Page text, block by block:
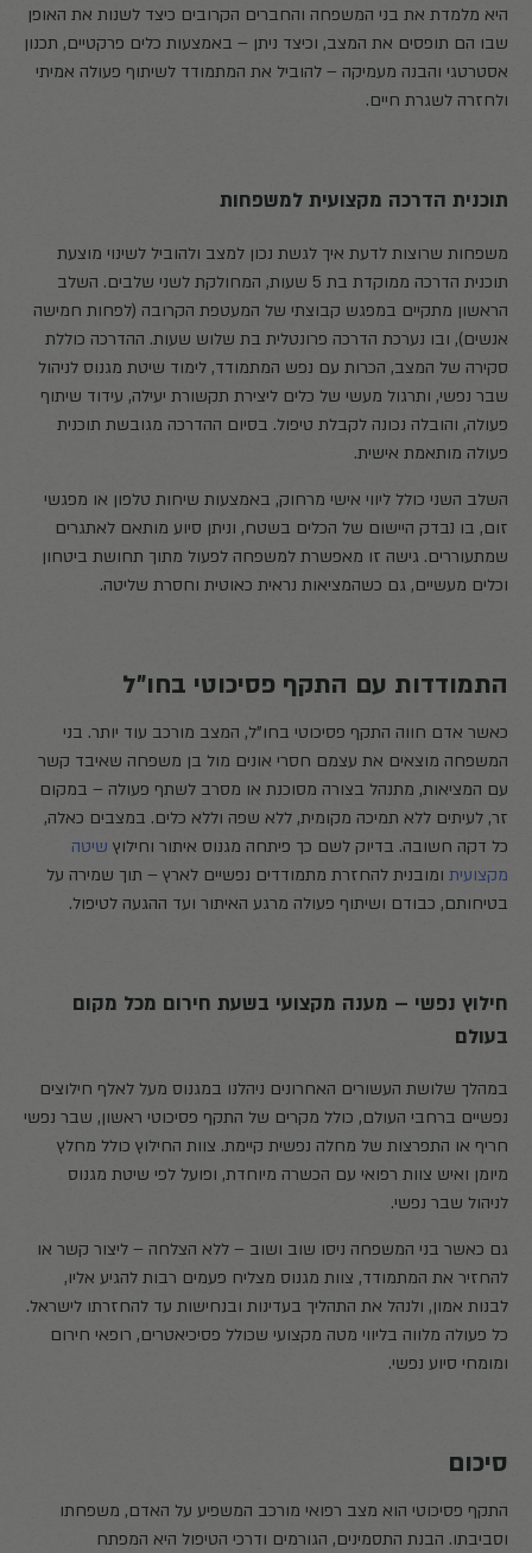
היא מלמדת את בני המשפחה והחברים הקרובים כיצד לשנות את האופן
שבו הם תופסים את המצב, וכיצד ניתן – באמצעות כלים פרקטיים, תכנון
אסטרטגי והבנה מעמיקה – להוביל את המתמודד לשיתוף פעולה אמיתי
ולחזרה לשגרת חיים.
תוכנית הדרכה מקצועית למשפחות
משפחות שרוצות לדעת איך לגשת נכון למצב ולהוביל לשינוי מוצעת
תוכנית הדרכה ממוקדת בת 5 שעות, המחולקת לשני שלבים. השלב
הראשון מתקיים במפגש קבוצתי של המעטפת הקרובה (לפחות חמישה
אנשים), ובו נערכת הדרכה פרונטלית בת שלוש שעות. ההדרכה כוללת
סקירה של המצב, הכרות עם נפש המתמודד, לימוד שיטת מגנוס לניהול
שבר נפשי, ותרגול מעשי של כלים ליצירת תקשורת יעילה, עידוד שיתוף
פעולה, והובלה נכונה לקבלת טיפול. בסיום ההדרכה מגובשת תוכנית
פעולה מותאמת אישית.
השלב השני כולל ליווי אישי מרחוק, באמצעות שיחות טלפון או מפגשי
זום, בו נבדק היישום של הכלים בשטח, וניתן סיוע מותאם לאתגרים
שמתעוררים. גישה זו מאפשרת למשפחה לפעול מתוך תחושת ביטחון
וכלים מעשיים, גם כשהמציאות נראית כאוטית וחסרת שליטה.
התמודדות עם התקף פסיכוטי בחו"ל
כאשר אדם חווה התקף פסיכוטי בחו"ל, המצב מורכב עוד יותר. בני
המשפחה מוצאים את עצמם חסרי אונים מול בן משפחה שאיבד קשר
עם המציאות, מתנהל בצורה מסוכנת או מסרב לשתף פעולה – במקום
זר, לעיתים ללא תמיכה מקומית, ללא שפה וללא כלים. במצבים כאלה,
כל דקה חשובה. בדיוק לשם כך פיתחה מגנוס איתור וחילוץ שיטה
מקצועית ומובנית להחזרת מתמודדים נפשיים לארץ – תוך שמירה על
בטיחותם, כבודם ושיתוף פעולה מרגע האיתור ועד ההגעה לטיפול.
חילוץ נפשי – מענה מקצועי בשעת חירום מכל מקום
בעולם
במהלך שלושת העשורים האחרונים ניהלנו במגנוס מעל לאלף חילוצים
נפשיים ברחבי העולם, כולל מקרים של התקף פסיכוטי ראשון, שבר נפשי
חריף או התפרצות של מחלה נפשית קיימת. צוות החילוץ כולל מחלץ
מיומן ואיש צוות רפואי עם הכשרה מיוחדת, ופועל לפי שיטת מגנוס
לניהול שבר נפשי.
גם כאשר בני המשפחה ניסו שוב ושוב – ללא הצלחה – ליצור קשר או
להחזיר את המתמודד, צוות מגנוס מצליח פעמים רבות להגיע אליו,
לבנות אמון, ולנהל את התהליך בעדינות ובנחישות עד להחזרתו לישראל.
כל פעולה מלווה בליווי מטה מקצועי שכולל פסיכיאטרים, רופאי חירום
ומומחי סיוע נפשי.
סיכום
התקף פסיכוטי הוא מצב רפואי מורכב המשפיע על האדם, משפחתו
וסביבתו. הבנת התסמינים, הגורמים ודרכי הטיפול היא המפתח